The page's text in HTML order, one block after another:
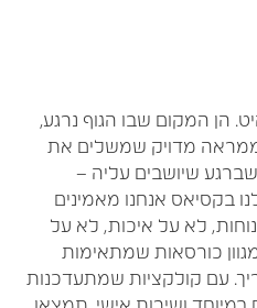
המקום שבו הגוף נרגע,
מדויק שמשלים את
שיושבים עליה –
אנחנו מאמינים
לא על איכות, לא על
כורסאות שמתאימות
קולקציות שמתעדכנות